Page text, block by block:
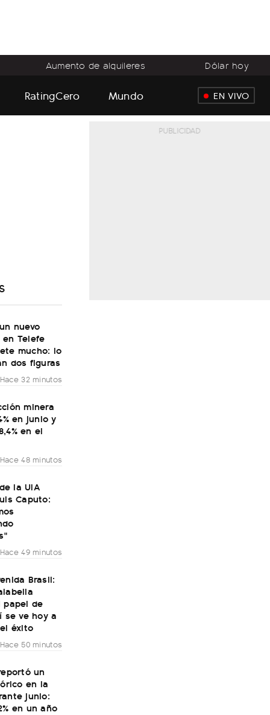
Aumento de alquileres Dólar hoy
RatingCero Mundo EN VIVO
nuevo
Telefe
mucho: lo
dos figuras
Hace 32 minutos
minera
en junio y
en el
Hace 48 minutos
la UIA
Caputo:
Hace 49 minutos
Brasil:
papel de
se ve hoy a
éxito
Hace 50 minutos
un
en la
junio:
en un año